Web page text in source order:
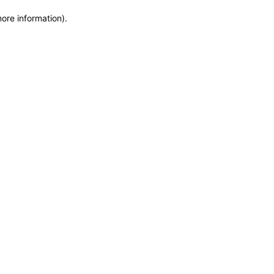
information).